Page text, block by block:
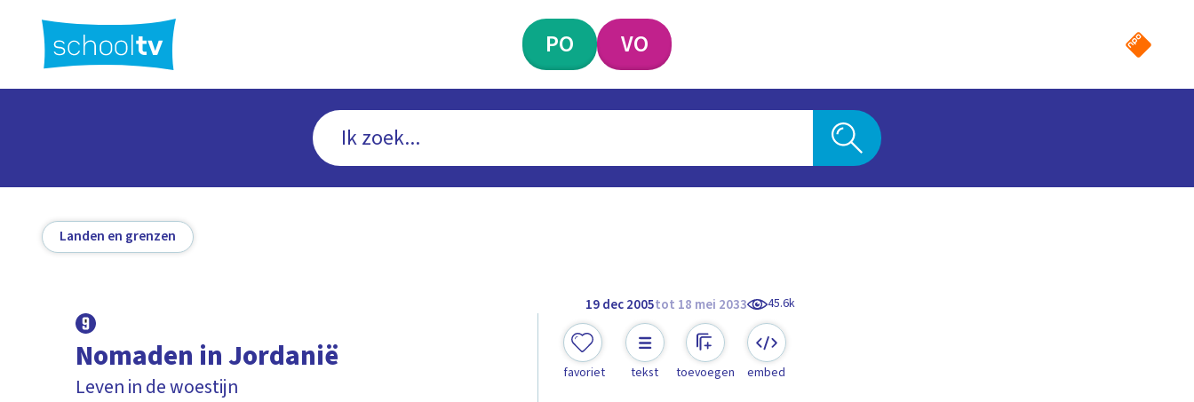
hoofdinhoud
PO VO
Landen en grenzen
19 dec 2005tot 18 mei 2033 45.6k
Nomaden in Jordanië
Leven in de woestijn
favoriet tekst toevoegen embed